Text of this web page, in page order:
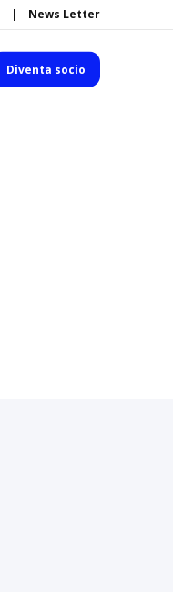
News Letter
Diventa socio